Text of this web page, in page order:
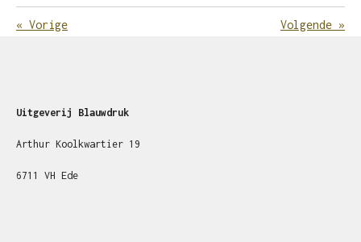
« Vorige Volgende »
Uitgeverij Blauwdruk
Arthur Koolkwartier 19
6711 VH Ede